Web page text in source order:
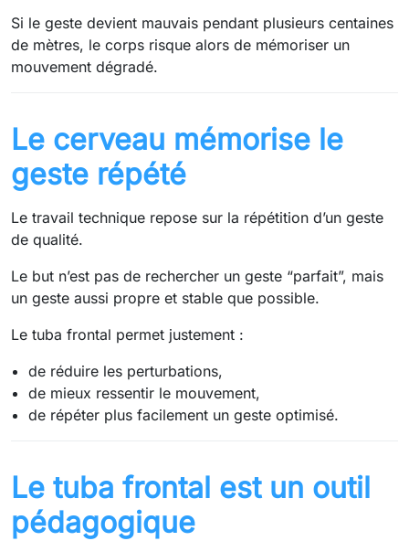
Si le geste devient mauvais pendant plusieurs centaines
de mètres, le corps risque alors de mémoriser un
mouvement dégradé.
Le cerveau mémorise le
geste répété
Le travail technique repose sur la répétition d’un geste
de qualité.
Le but n’est pas de rechercher un geste “parfait”, mais
un geste aussi propre et stable que possible.
Le tuba frontal permet justement :
de réduire les perturbations,
de mieux ressentir le mouvement,
de répéter plus facilement un geste optimisé.
Le tuba frontal est un outil
pédagogique